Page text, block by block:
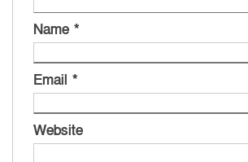
Name *
Email *
Website